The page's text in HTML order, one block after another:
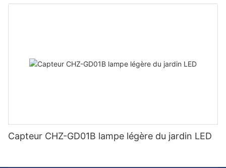
Capteur CHZ-GD01B lampe légère du jardin LED